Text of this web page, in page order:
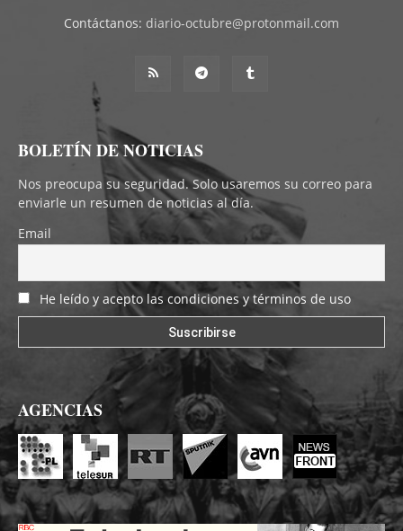
Contáctanos: diario-octubre@protonmail.com
BOLETÍN DE NOTICIAS
Nos preocupa su seguridad. Solo usaremos su correo para
enviarle un resumen de noticias al día.
Email
He leído y acepto las condiciones y términos de uso
AGENCIAS